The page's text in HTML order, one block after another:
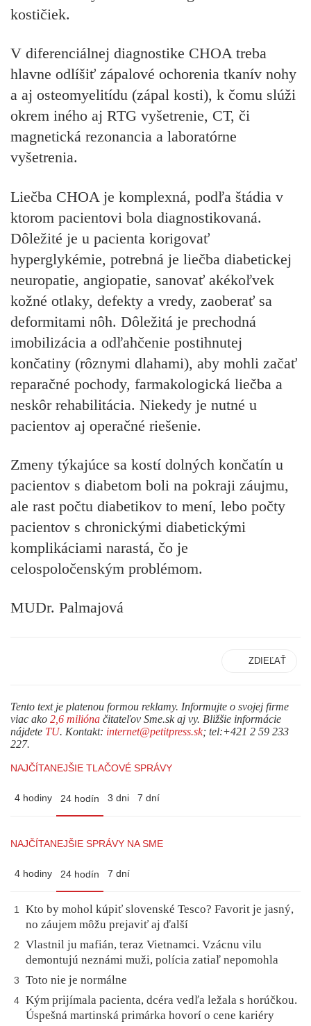
kostičiek.
V diferenciálnej diagnostike CHOA treba
hlavne odlíšiť zápalové ochorenia tkanív nohy
a aj osteomyelitídu (zápal kosti), k čomu slúži
okrem iného aj RTG vyšetrenie, CT, či
magnetická rezonancia a laboratórne
vyšetrenia.
Liečba CHOA je komplexná, podľa štádia v
ktorom pacientovi bola diagnostikovaná.
Dôležité je u pacienta korigovať
hyperglykémie, potrebná je liečba diabetickej
neuropatie, angiopatie, sanovať akékoľvek
kožné otlaky, defekty a vredy, zaoberať sa
deformitami nôh. Dôležitá je prechodná
imobilizácia a odľahčenie postihnutej
končatiny (rôznymi dlahami), aby mohli začať
reparačné pochody, farmakologická liečba a
neskôr rehabilitácia. Niekedy je nutné u
pacientov aj operačné riešenie.
Zmeny týkajúce sa kostí dolných končatín u
pacientov s diabetom boli na pokraji záujmu,
ale rast počtu diabetikov to mení, lebo počty
pacientov s chronickými diabetickými
komplikáciami narastá, čo je
celospoločenským problémom.
MUDr. Palmajová
ZDIEĽAŤ
Tento text je platenou formou reklamy. Informujte o svojej firme
viac ako 2,6 milióna čitateľov Sme.sk aj vy. Bližšie informácie
nájdete TU. Kontakt: internet@petitpress.sk; tel:+421 2 59 233
227.
NAJČÍTANEJŠIE TLAČOVÉ SPRÁVY
4 hodiny 24 hodín 3 dni 7 dní
NAJČÍTANEJŠIE SPRÁVY NA SME
4 hodiny 24 hodín 7 dní
1
Kto by mohol kúpiť slovenské Tesco? Favorit je jasný,
no záujem môžu prejaviť aj ďalší
2
Vlastnil ju mafián, teraz Vietnamci. Vzácnu vilu
demontujú neznámi muži, polícia zatiaľ nepomohla
3 Toto nie je normálne
4 Kým prijímala pacienta, dcéra vedľa ležala s horúčkou.
Úspešná martinská primárka hovorí o cene kariéry